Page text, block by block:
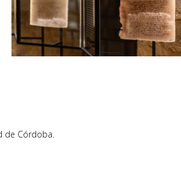
de Córdoba.